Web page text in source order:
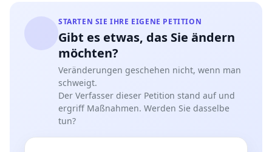
STARTEN SIE IHRE EIGENE PETITION
Gibt es etwas, das Sie ändern
möchten?
Veränderungen geschehen nicht, wenn man
schweigt.
Der Verfasser dieser Petition stand auf und
ergriff Maßnahmen. Werden Sie dasselbe
tun?